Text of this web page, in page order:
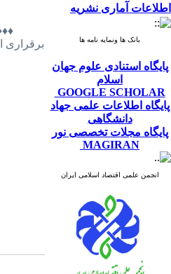
اطلاعات آماری نشریه
بانک ها ونمایه نامه ها
پایگاه استنادی علوم جهان
اسلام
GOOGLE SCHOLAR
پایگاه اطلاعات علمی جهاد
دانشگاهی
پایگاه مجلات تخصصی نور
MAGIRAN
انجمن علمی اقتصاد اسلامی ایران
برقراری